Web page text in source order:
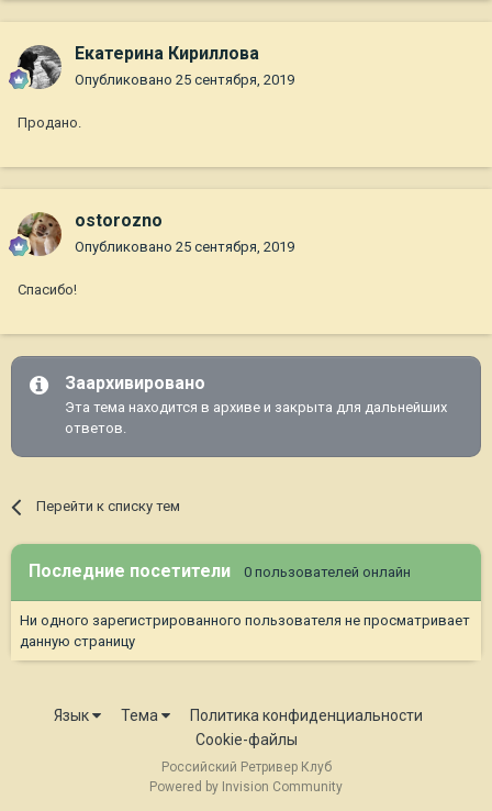
Екатерина Кириллова
Опубликовано 25 сентября, 2019
Продано.
ostorozno
Опубликовано 25 сентября, 2019
Спасибо!
Заархивировано
Эта тема находится в архиве и закрыта для дальнейших
ответов.
Перейти к списку тем
Последние посетители 0 пользователей онлайн
Ни одного зарегистрированного пользователя не просматривает
данную страницу
Язык Тема
Политика конфиденциальности
Cookie-файлы
Российский Ретривер Клуб
Powered by Invision Community